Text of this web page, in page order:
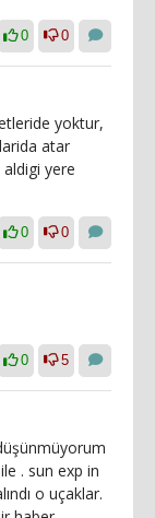
0 0
yoktur,
atar
yere
0 0
0 5
. sun exp in
o uçaklar.